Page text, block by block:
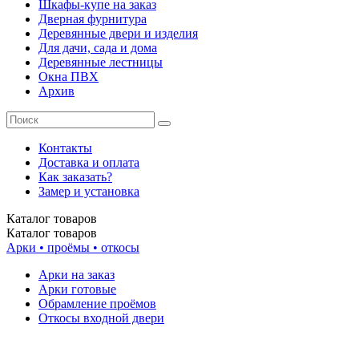
Шкафы-купе на заказ
Дверная фурнитура
Деревянные двери и изделия
Для дачи, сада и дома
Деревянные лестницы
Окна ПВХ
Архив
Контакты
Доставка и оплата
Как заказать?
Замер и установка
Каталог товаров
Каталог товаров
Арки • проёмы • откосы
Арки на заказ
Арки готовые
Обрамление проёмов
Откосы входной двери